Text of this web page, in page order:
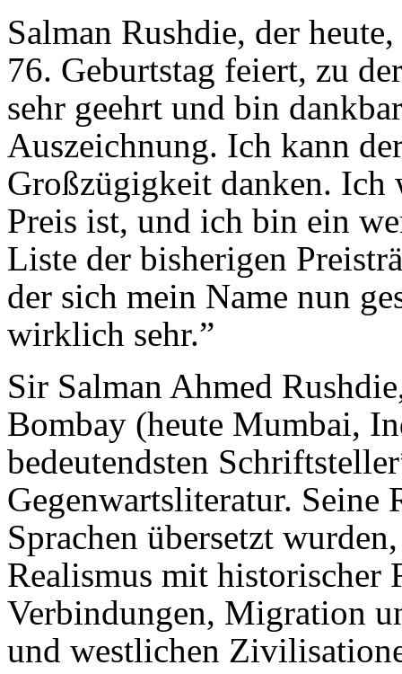
Salman Rushdie, der
76. Geburtstag feiert, zu
sehr geehrt und bin
Auszeichnung. Ich kann
Großzügigkeit danken. Ich
Preis ist, und ich bin ein
Liste der bisherigen
der sich mein Name nun
wirklich sehr.”
Sir Salman Ahmed
Bombay (heute Mumbai,
bedeutendsten
Gegenwartsliteratur. Seine
Sprachen übersetzt
Realismus mit historischer
Verbindungen, Migration
und westlichen